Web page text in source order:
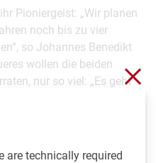
Pioniergeist: „Wir planen
noch bis zu vier
so Johannes Benedikt
wollen die beiden
nur so viel: „Es geht
in naher Zukunft
are technically required